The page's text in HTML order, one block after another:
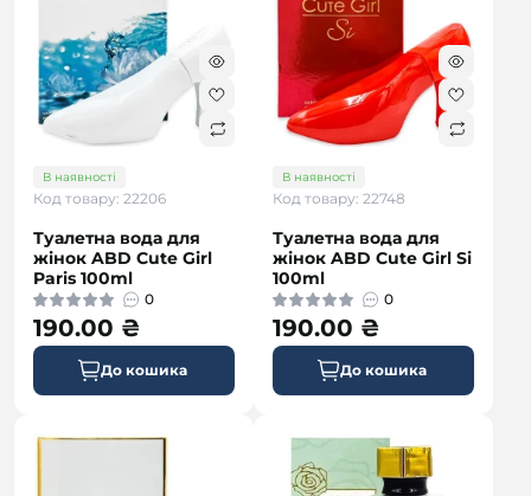
В наявності
Код товару: 22206
Туалетна вода для
жінок ABD Cute Girl
Paris 100ml
0
190.00 ₴
До кошика
В наявності
Код товару: 22748
Туалетна вода для
жінок ABD Cute Girl Si
100ml
0
190.00 ₴
До кошика